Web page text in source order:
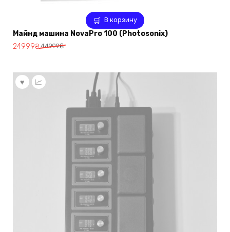
В корзину
Майнд машина NovaPro 100 (Photosonix)
44999₴
Первоначальная
44999₴.
24999₴
Текущая